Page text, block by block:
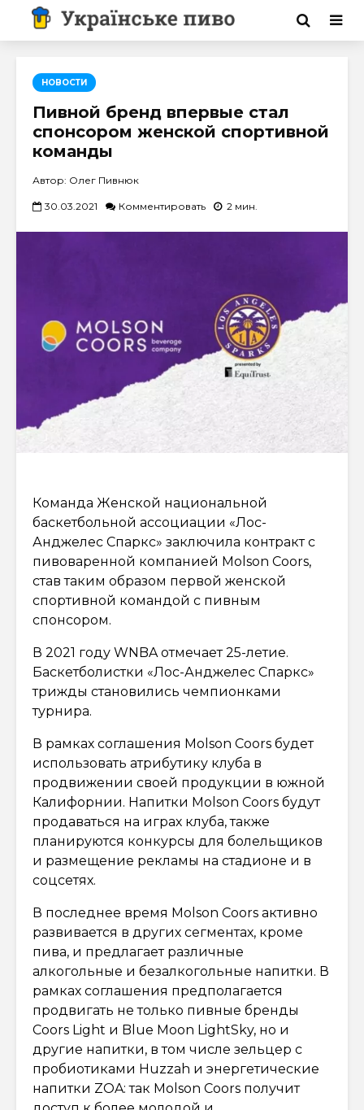
НОВОСТИ
Пивной бренд впервые стал
спонсором женской спортивной
команды
Автор: Олег Пивнюк
30.03.2021 Комментировать 2 мин.
Команда Женской национальной
баскетбольной ассоциации «Лос-
Анджелес Спаркс» заключила контракт с
пивоваренной компанией Molson Coors,
став таким образом первой женской
спортивной командой с пивным
спонсором.
В 2021 году WNBA отмечает 25-летие.
Баскетболистки «Лос-Анджелес Спаркс»
трижды становились чемпионками
турнира.
В рамках соглашения Molson Coors будет
использовать атрибутику клуба в
продвижении своей продукции в южной
Калифорнии. Напитки Molson Coors будут
продаваться на играх клуба, также
планируются конкурсы для болельщиков
и размещение рекламы на стадионе и в
соцсетях.
В последнее время Molson Coors активно
развивается в других сегментах, кроме
пива, и предлагает различные
алкогольные и безалкогольные напитки. В
рамках соглашения предполагается
продвигать не только пивные бренды
Coors Light и Blue Moon LightSky, но и
другие напитки, в том числе зельцер с
пробиотиками Huzzah и энергетические
напитки ZOA: так Molson Coors получит